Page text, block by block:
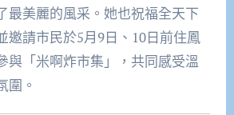
最美麗的風采。她也祝福全天下
邀請市民於5月9日、10日前住鳳
與「米啊炸市集」，共同感受溫
圍。